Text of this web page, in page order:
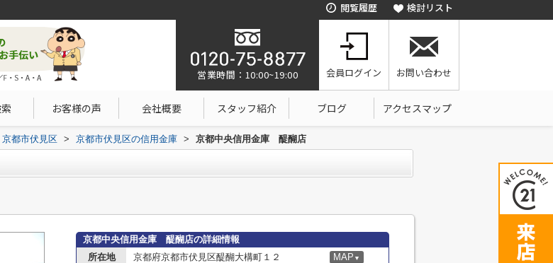
閲覧履歴 検討リスト
営業時間：10:00~19:00 会員ログイン お問い合わせ
お客様の声 会社概要 スタッフ紹介 ブログ アクセスマップ
京都市伏見区 > 京都市伏見区の信用金庫 > 京都中央信用金庫 醍醐店
京都中央信用金庫 醍醐店の詳細情報
所在地
京都府京都市伏見区醍醐大構町１２ MAP ▼